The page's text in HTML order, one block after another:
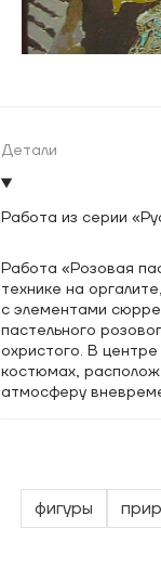
Детали
Работа из серии
Работа «Розовая
технике на
с элементами
пастельного
охристого. В
костюмах,
атмосферу
переосмысляющего
света и тени,
фигуры